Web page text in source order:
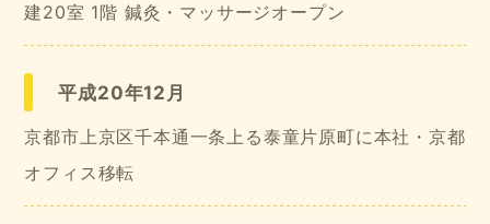
建20室 1階 鍼灸・マッサージオープン
平成20年12月
京都市上京区千本通一条上る泰童片原町に本社・京都
オフィス移転